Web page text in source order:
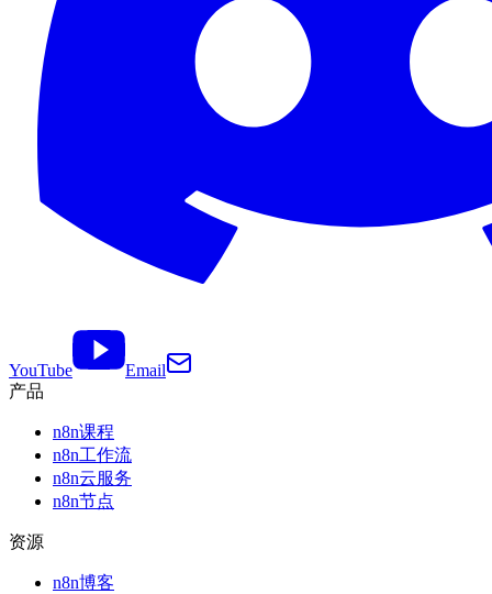
YouTube
Email
产品
n8n课程
n8n工作流
n8n云服务
n8n节点
资源
n8n博客